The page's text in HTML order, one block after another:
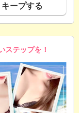
キープする
ステップを！